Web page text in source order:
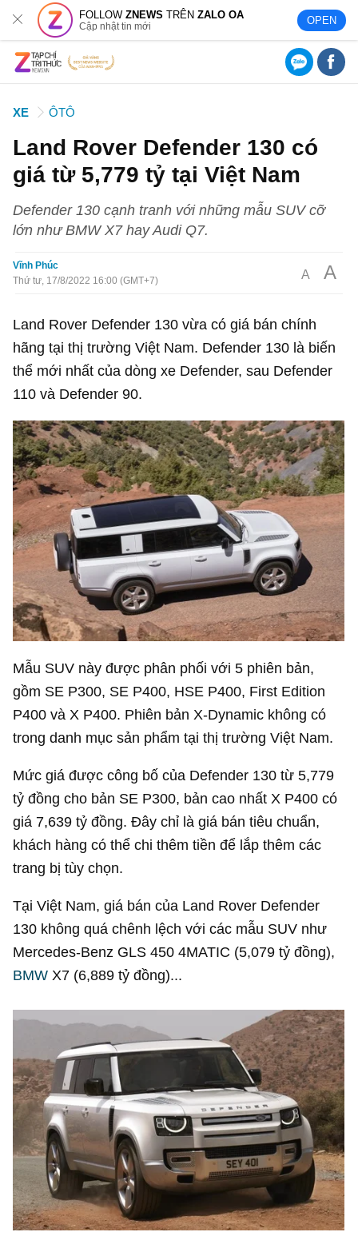
FOLLOWZNEWS TRÊNZALO OA
Cập nhật tin mới OPEN
XE ÔTÔ
Land Rover Defender 130 có
giá từ 5,779 tỷ tại Việt Nam
Defender 130 cạnh tranh với những mẫu SUV cỡ
lớn như BMW X7 hay Audi Q7.
Vĩnh Phúc
Thứ tư, 17/8/2022 16:00 (GMT+7)
A A
Land Rover Defender 130 vừa có giá bán chính
hãng tại thị trường Việt Nam. Defender 130 là biến
thể mới nhất của dòng xe Defender, sau Defender
110 và Defender 90.
Mẫu SUV này được phân phối với 5 phiên bản,
gồm SE P300, SE P400, HSE P400, First Edition
P400 và X P400. Phiên bản X-Dynamic không có
trong danh mục sản phẩm tại thị trường Việt Nam.
Mức giá được công bố của Defender 130 từ5,779
tỷ đồng cho bản SE P300, bản cao nhất X P400 có
giá 7,639 tỷ đồng. Đây chỉ là giá bán tiêu chuẩn,
khách hàng có thể chi thêm tiền để lắp thêm các
trang bị tùy chọn.
Tại Việt Nam, giá bán của Land Rover Defender
130 không quá chênh lệch với các mẫu SUV như
Mercedes-Benz GLS 450 4MATIC (5,079 tỷ đồng),
BMW X7 (6,889 tỷ đồng)...